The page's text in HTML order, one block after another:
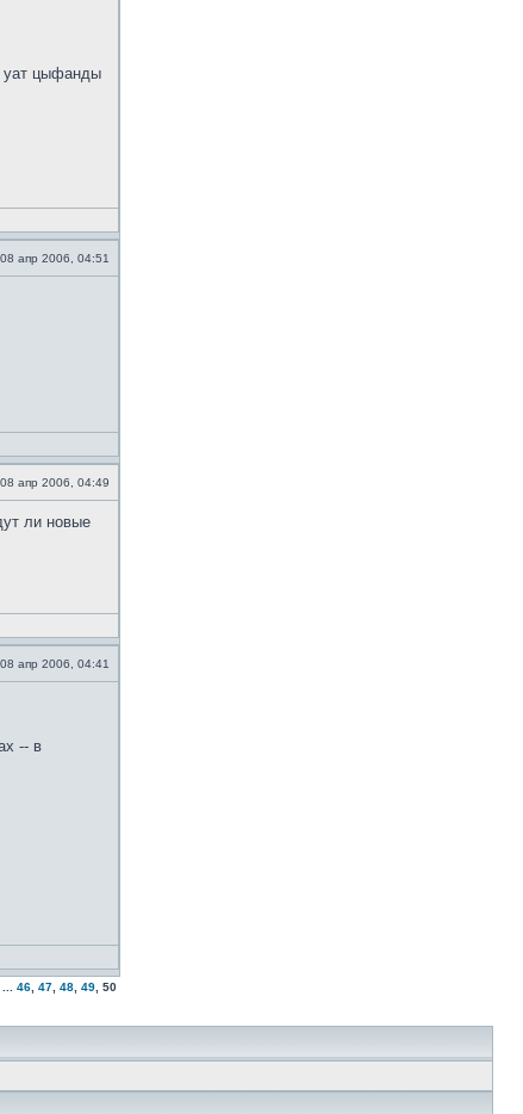
уат цыфанды
08 апр 2006, 04:51
08 апр 2006, 04:49
ли новые
08 апр 2006, 04:41
-- в
46 47 48 49 50